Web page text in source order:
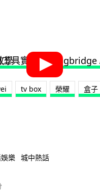
tv box 榮耀 盒子
樂 城中熱話